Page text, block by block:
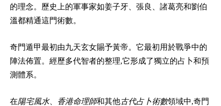
的理念。歷史上的軍事家如姜子牙、張良、諸葛亮和劉伯
溫都精通這門術數。
奇門遁甲最初由九天玄女賜予黃帝。它最初用於戰爭中的
陣法佈置。經歷多代智者的整理,它形成了獨立的占卜和預
測體系。
在陽宅風水、 香港命理師和其他古代占卜術數領域中,奇門